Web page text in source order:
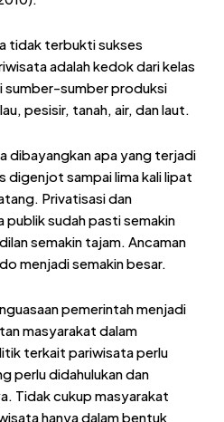
tidak terbukti sukses
adalah kedok dari kelas
sumber-sumber produksi
pesisir, tanah, air, dan laut.
dibayangkan apa yang terjadi
digenjot sampai lima kali lipat
Privatisasi dan
sudah pasti semakin
semakin tajam. Ancaman
menjadi semakin besar.
pemerintah menjadi
masyarakat dalam
terkait pariwisata perlu
perlu didahulukan dan
Tidak cukup masyarakat
hanya dalam bentuk